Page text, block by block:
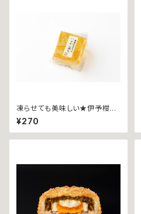
凍らせても美味しい★伊予柑寒
天~ミニ~
¥270